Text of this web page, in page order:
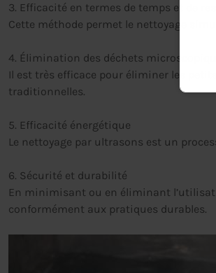
3. Efficacité en termes de temps et de
Cette méthode permet le nettoyage
4. Élimination des déchets
Il est très efficace pour éliminer les
traditionnelles.
5. Efficacité énergétique
Le nettoyage par ultrasons est un
6. Sécurité et durabilité
En minimisant ou en éliminant
conformément aux pratiques durables.